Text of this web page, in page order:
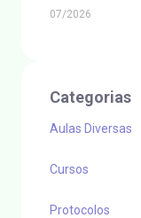
07/2026
Categorias
Aulas Diversas
Cursos
Protocolos